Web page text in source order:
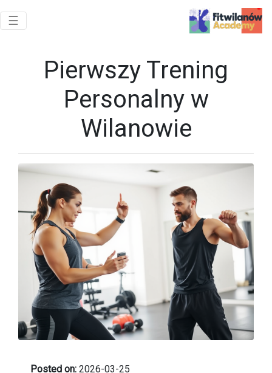
Toggle navigation
☰
Pierwszy Trening
Personalny w
Wilanowie
Posted on: 2026-03-25